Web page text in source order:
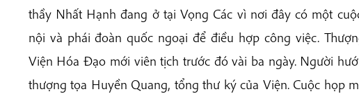
thầy Nhất Hạnh đang ở tại Vọng Các vì nơi đây có một
nội và phái đoàn quốc ngoại để điều hợp công việc.
Viện Hóa Đạo mới viên tịch trước đó vài ba ngày. Người
thượng tọa Huyền Quang, tổng thư ký của Viện. Cuộc họp